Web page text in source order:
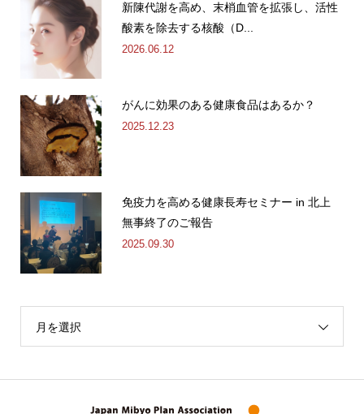
新陳代謝を高め、末梢血管を拡張し、活性
酸素を除去する核酸（D...
2026.06.12
がんに効果のある健康食品はあるか？
2025.12.23
免疫力を高める健康長寿セミナー in 北上
無事終了のご報告
2025.09.30
月を選択